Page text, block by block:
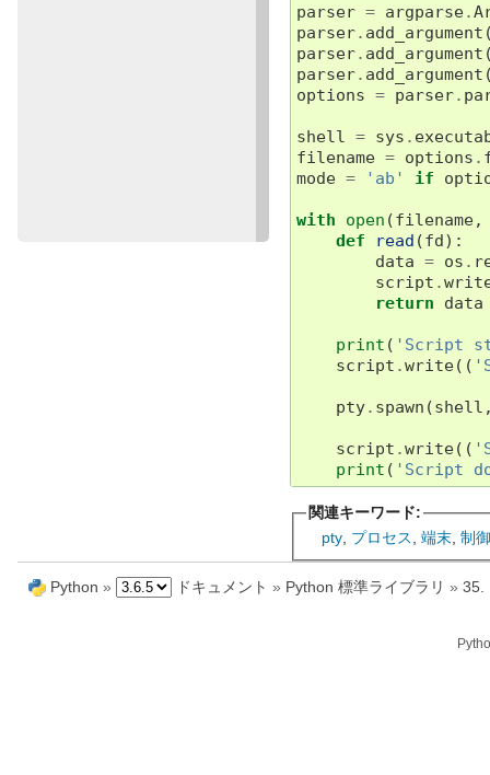
parser = argparse.
parser. add_argument
parser. add_argument
parser. add_argument
options = parser.
shell = sys .
filename = options .
mode = 'ab' if
with open (filename,
def
read (fd):
data = os .
script .
return
data
print ( 'Script
script .write((
pty. spawn (shell
script .write((
print ( 'Script
関連キーワード:
pty, プロセス 端末, 制御
Python » ドキュメント » Python 標準ライブラリ » 35.